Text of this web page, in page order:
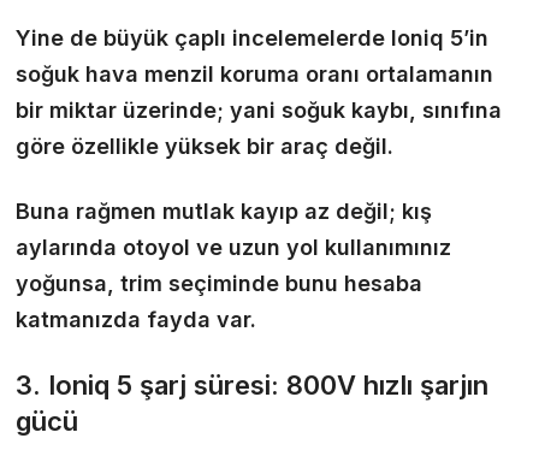
Yine de büyük çaplı incelemelerde Ioniq 5’in
soğuk hava menzil koruma oranı ortalamanın
bir miktar üzerinde; yani soğuk kaybı, sınıfına
göre özellikle yüksek bir araç değil.
Buna rağmen mutlak kayıp az değil; kış
aylarında otoyol ve uzun yol kullanımınız
yoğunsa, trim seçiminde bunu hesaba
katmanızda fayda var.
3. Ioniq 5 şarj süresi: 800V hızlı şarjın
gücü